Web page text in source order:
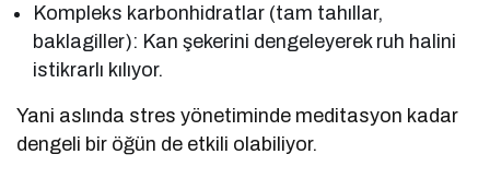
Kompleks karbonhidratlar (tam tahıllar,
baklagiller): Kan şekerini dengeleyerek ruh halini
istikrarlı kılıyor.
Yani aslında stres yönetiminde meditasyon kadar
dengeli bir öğün de etkili olabiliyor.